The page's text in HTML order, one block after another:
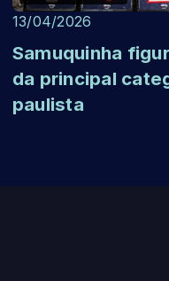
13/04/2026
Samuquinha
da principal
paulista